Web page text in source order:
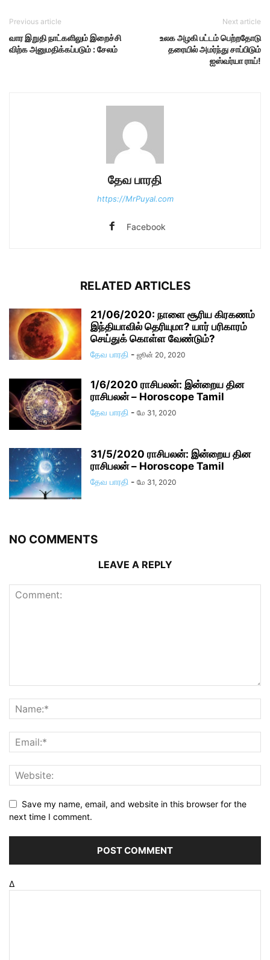
Previous article
வார இறுதி நாட்களிலும் இறைச்சி
விற்க அனுமதிக்கப்படும் : சேலம்
Next article
உலக அழகி பட்டம் பெற்றதோடு
தரையில் அமர்ந்து சாப்பிடும்
ஐஸ்வர்யா ராய்!
தேவ பாரதி
https://MrPuyal.com
Facebook
RELATED ARTICLES
21/06/2020: நாளை சூரிய கிரகணம்
இந்தியாவில் தெரியுமா? யார் பரிகாரம்
செய்துக் கொள்ள வேண்டும்?
தேவ பாரதி - ஜூன் 20, 2020
1/6/2020 ராசிபலன்: இன்றைய தின
ராசிபலன் – Horoscope Tamil
தேவ பாரதி - மே 31, 2020
31/5/2020 ராசிபலன்: இன்றைய தின
ராசிபலன் – Horoscope Tamil
தேவ பாரதி - மே 31, 2020
NO COMMENTS
LEAVE A REPLY
Save my name, email, and website in this browser for the
next time I comment.
Δ